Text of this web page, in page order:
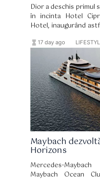
Dior a deschis primul
în incinta Hotel
Hotel, inaugurând
celebrul oraș italian.
primii oaspeți pe 15
una dintre
amplului proces
hotelului,
Peter Marino.
hourglass_full 17 day ago
Maybach
Horizons
Mercedes-
Maybach Ocean